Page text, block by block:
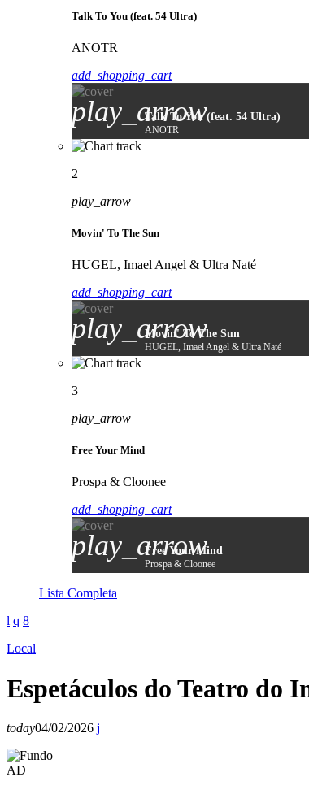
Talk To You (feat. 54 Ultra)
ANOTR
add_shopping_cart
play_arrowTalk To You (feat. 54 Ultra)
ANOTR
2
play_arrow
Movin' To The Sun
HUGEL, Imael Angel & Ultra Naté
add_shopping_cart
play_arrow
Movin' To The Sun
HUGEL, Imael Angel & Ultra Naté
3
play_arrow
Free Your Mind
Prospa & Cloonee
add_shopping_cart
play_arrow
Free Your Mind
Prospa & Cloonee
Lista Completa
Local
Espetáculos do Teatro do
today04/02/2026
AD